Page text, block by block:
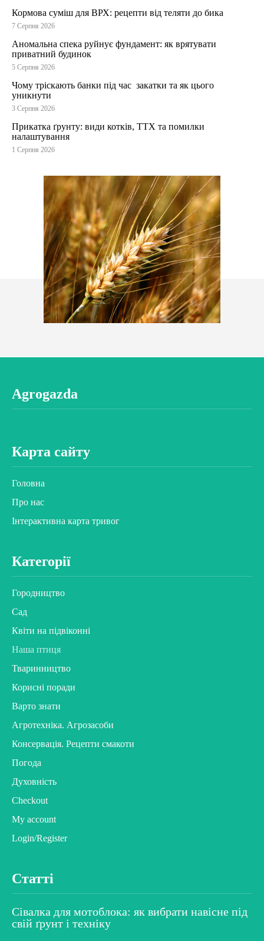
Кормова суміш для ВРХ: рецепти від теляти до бика
7 Серпня 2026
Аномальна спека руйнує фундамент: як врятувати
приватний будинок
5 Серпня 2026
Чому тріскають банки під час закатки та як цього
уникнути
3 Серпня 2026
Прикатка ґрунту: види котків, ТТХ та помилки
налаштування
1 Серпня 2026
Agrogazda
Карта сайту
Головна
Про нас
Інтерактивна карта тривог
Категорії
Городництво
Сад
Квіти на підвіконні
Наша птиця
Тваринництво
Корисні поради
Варто знати
Агротехніка. Агрозасоби
Консервація. Рецепти смакоти
Погода
Духовність
Checkout
My account
Login/Register
Статті
Сівалка для мотоблока: як вибрати навісне під
свій ґрунт і техніку